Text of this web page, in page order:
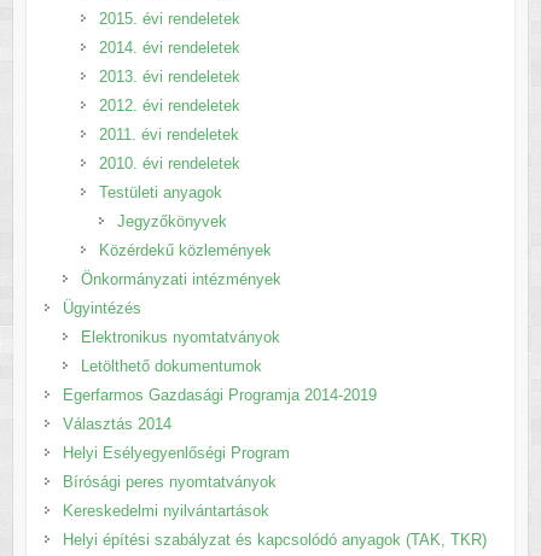
2015. évi rendeletek
2014. évi rendeletek
2013. évi rendeletek
2012. évi rendeletek
2011. évi rendeletek
2010. évi rendeletek
Testületi anyagok
Jegyzőkönyvek
Közérdekű közlemények
Önkormányzati intézmények
Ügyintézés
Elektronikus nyomtatványok
Letölthető dokumentumok
Egerfarmos Gazdasági Programja 2014-2019
Választás 2014
Helyi Esélyegyenlőségi Program
Bírósági peres nyomtatványok
Kereskedelmi nyilvántartások
Helyi építési szabályzat és kapcsolódó anyagok (TAK, TKR)